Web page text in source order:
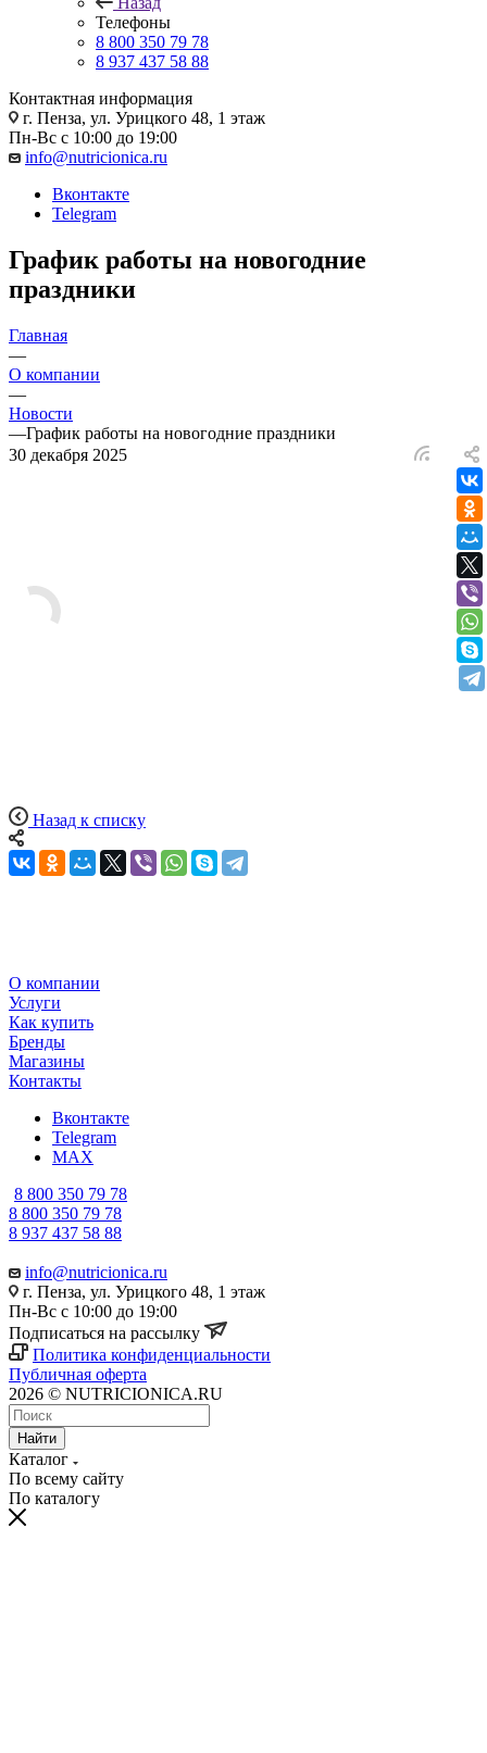
Телефоны
8 800 350 79 78
8 937 437 58 88
Контактная информация
г. Пенза, ул. Урицкого 48, 1 этаж
Пн-Вс с 10:00 до 19:00
info@nutricionica.ru
Вконтакте
Telegram
График работы на новогодние
праздники
Главная
—
О компании
—
Новости
—График работы на новогодние праздники
30 декабря 2025
Назад к списку
О компании
Услуги
Как купить
Бренды
Магазины
Контакты
Вконтакте
Telegram
MAX
8 800 350 79 78
8 800 350 79 78
8 937 437 58 88
info@nutricionica.ru
г. Пенза, ул. Урицкого 48, 1 этаж
Пн-Вс с 10:00 до 19:00
Подписаться на рассылку
Политика конфиденциальности
Публичная оферта
2026 © NUTRICIONICA.RU
Найти
Каталог
По всему сайту
По каталогу